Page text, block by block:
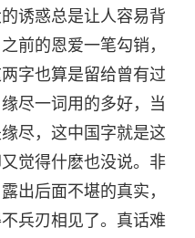
诱惑总是让人容易背
前的恩爱一笔勾销，
字也算是留给曾有过
尽一词用的多好，当
尽，这中国字就是这
觉得什麽也没说。非
出后面不堪的真实，
兵刃相见了。真话难